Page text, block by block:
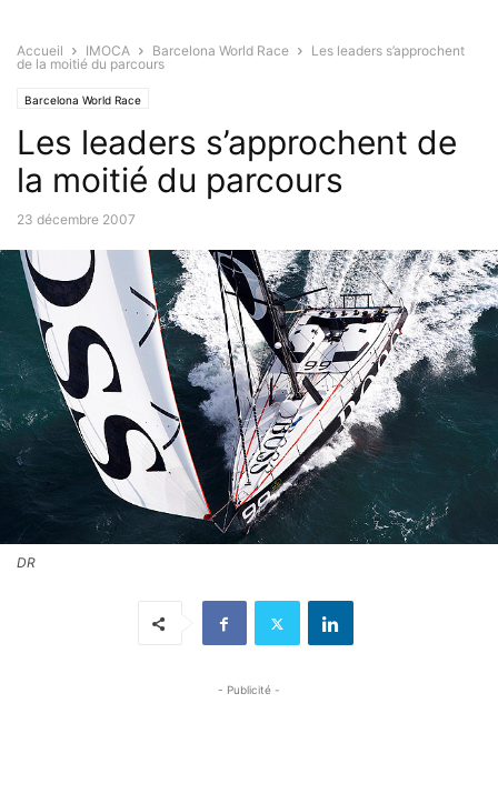
Accueil IMOCA Barcelona World Race
Les leaders s’approchent
de la moitié du parcours
Barcelona World Race
Les leaders s’approchent de
la moitié du parcours
23 décembre 2007
DR
- Publicité -